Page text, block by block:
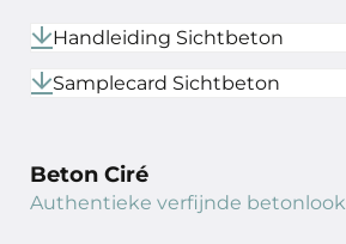
Handleiding Sichtbeton
Samplecard Sichtbeton
Beton Ciré
Authentieke verfijnde betonlook